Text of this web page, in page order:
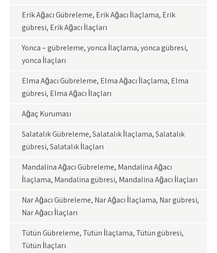
Erik Ağacı Gübreleme, Erik Ağacı İlaçlama, Erik
gübresi, Erik Ağacı İlaçları
Yonca – gübreleme, yonca İlaçlama, yonca gübresi,
yonca İlaçları
Elma Ağacı Gübreleme, Elma Ağacı İlaçlama, Elma
gübresi, Elma Ağacı İlaçları
Ağaç Kuruması
Salatalık Gübreleme, Salatalık İlaçlama, Salatalık
gübresi, Salatalık İlaçları
Mandalina Ağacı Gübreleme, Mandalina Ağacı
İlaçlama, Mandalina gübresi, Mandalina Ağacı İlaçları
Nar Ağacı Gübreleme, Nar Ağacı İlaçlama, Nar gübresi,
Nar Ağacı İlaçları
Tütün Gübreleme, Tütün İlaçlama, Tütün gübresi,
Tütün İlaçları